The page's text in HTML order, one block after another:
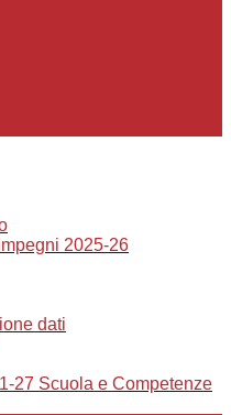
2025-26
dati
27 Scuola e Competenze